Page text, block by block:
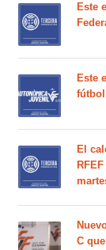
Este
Este
fútbol
El
C